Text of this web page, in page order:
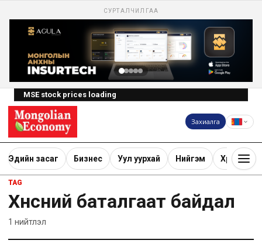
СУРТАЛЧИЛГАА
MSE stock prices loading
Захиалга
Эдийн засаг Бизнес Уул уурхай Нийгэм Хөрөнгө
TAG
Хүнсний баталгаат байдал
1 нийтлэл